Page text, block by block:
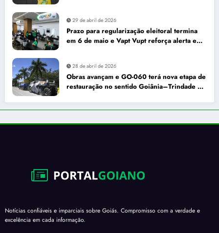
29 de abril de 2026
Prazo para regularização eleitoral termina
em 6 de maio e Vapt Vupt reforça alerta em
28 de abril de 2026
Obras avançam e GO-060 terá nova etapa de
restauração no sentido Goiânia–Trindade a
Notícias confiáveis e imparciais sobre Goiás. Compromisso com a verdade e
excelência em cada informação.